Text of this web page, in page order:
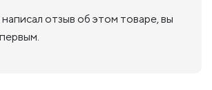
отзыв об этом товаре, вы